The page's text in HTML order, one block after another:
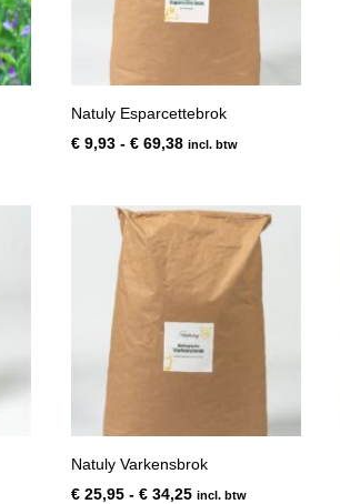
Natuly Esparcettebrok
€9,93 - €69,38Prijsklasse:
€ 69,38
incl. btw
Natuly Varkensbrok
€25,95 - €34,25Prijsklasse:
incl. btw